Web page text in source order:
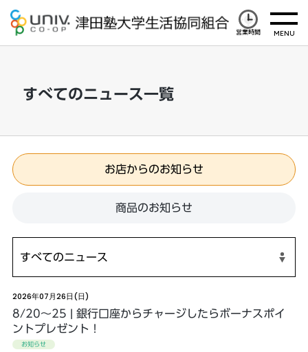
営業時間
すべてのニュース一覧
お店からのお知らせ
商品のお知らせ
2026年07月26日(日)
8/20～25 | 銀行口座からチャージしたらボーナスポイ
ントプレゼント！
お知らせ